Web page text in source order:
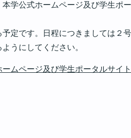
学公式ホームページ及び学生ポ
定です。日程につきましては２
うにしてください。
ムページ及び学生ポータルサイ